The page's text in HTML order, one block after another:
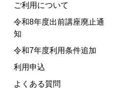
ご利用について
令和8年度出前講座廃止通
知
令和7年度利用条件追加
利用申込
よくある質問